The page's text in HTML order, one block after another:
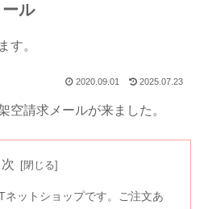
ル
す。
2020.09.01 2025.07.23
空請求メールが来ました。
次
ットショップです。ご注文あ